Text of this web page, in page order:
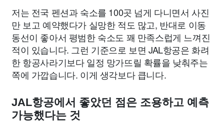
저는 전국 펜션과 숙소를 100곳 넘게 다니면서 사진
만 보고 예약했다가 실망한 적도 많고, 반대로 이동
동선이 좋아서 평범한 숙소도 꽤 만족스럽게 느껴진
적이 있습니다. 그런 기준으로 보면 JAL항공은 화려
한 항공사라기보다 일정 망가뜨릴 확률을 낮춰주는
쪽에 가깝습니다. 이게 생각보다 큽니다.
JAL항공에서 좋았던 점은 조용하고 예측
가능했다는 것